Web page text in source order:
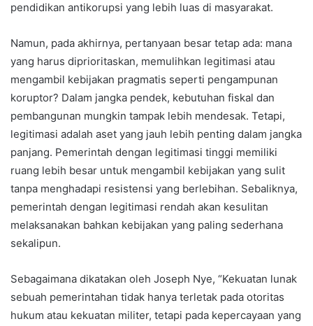
pendidikan antikorupsi yang lebih luas di masyarakat.
Namun, pada akhirnya, pertanyaan besar tetap ada: mana
yang harus diprioritaskan, memulihkan legitimasi atau
mengambil kebijakan pragmatis seperti pengampunan
koruptor? Dalam jangka pendek, kebutuhan fiskal dan
pembangunan mungkin tampak lebih mendesak. Tetapi,
legitimasi adalah aset yang jauh lebih penting dalam jangka
panjang. Pemerintah dengan legitimasi tinggi memiliki
ruang lebih besar untuk mengambil kebijakan yang sulit
tanpa menghadapi resistensi yang berlebihan. Sebaliknya,
pemerintah dengan legitimasi rendah akan kesulitan
melaksanakan bahkan kebijakan yang paling sederhana
sekalipun.
Sebagaimana dikatakan oleh Joseph Nye, “Kekuatan lunak
sebuah pemerintahan tidak hanya terletak pada otoritas
hukum atau kekuatan militer, tetapi pada kepercayaan yang